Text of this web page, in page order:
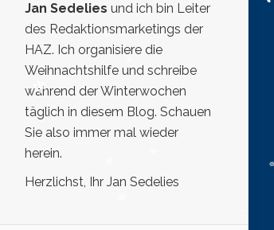
Jan Sedelies und ich bin Leiter
des Redaktionsmarketings der
HAZ. Ich organisiere die
Weihnachtshilfe und schreibe
während der Winterwochen
täglich in diesem Blog. Schauen
Sie also immer mal wieder
herein.
Herzlichst, Ihr Jan Sedelies